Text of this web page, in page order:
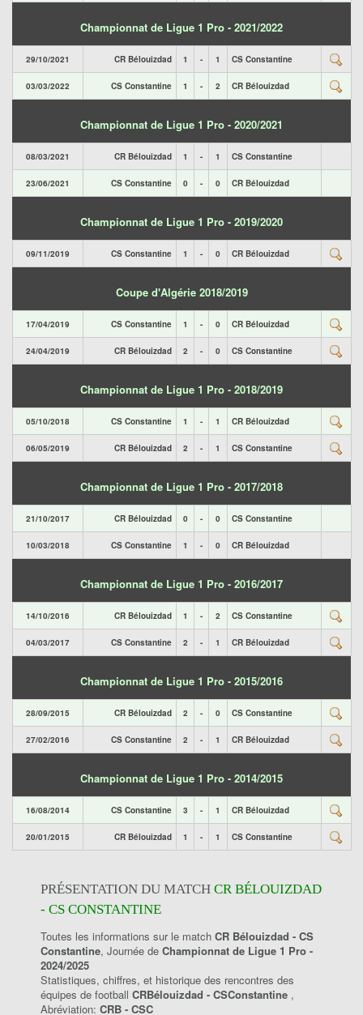
Championnat de Ligue 1 Pro - 2021/2022
29/10/2021 CR Bélouizdad 1 - 1 CS Constantine
03/03/2022 CS Constantine 1 - 2 CR Bélouizdad
Championnat de Ligue 1 Pro - 2020/2021
08/03/2021 CR Bélouizdad 1 - 1 CS Constantine
23/06/2021 CS Constantine 0 - 0 CR Bélouizdad
Championnat de Ligue 1 Pro - 2019/2020
09/11/2019 CS Constantine 1 - 0 CR Bélouizdad
Coupe d'Algérie 2018/2019
17/04/2019 CS Constantine 1 - 0 CR Bélouizdad
24/04/2019 CR Bélouizdad 2 - 0 CS Constantine
Championnat de Ligue 1 Pro - 2018/2019
05/10/2018 CS Constantine 1 - 1 CR Bélouizdad
06/05/2019 CR Bélouizdad 2 - 1 CS Constantine
Championnat de Ligue 1 Pro - 2017/2018
21/10/2017 CR Bélouizdad 0 - 0 CS Constantine
10/03/2018 CS Constantine 1 - 0 CR Bélouizdad
Championnat de Ligue 1 Pro - 2016/2017
14/10/2016 CR Bélouizdad 1 - 2 CS Constantine
04/03/2017 CS Constantine 2 - 1 CR Bélouizdad
Championnat de Ligue 1 Pro - 2015/2016
28/09/2015 CR Bélouizdad 2 - 0 CS Constantine
27/02/2016 CS Constantine 2 - 1 CR Bélouizdad
Championnat de Ligue 1 Pro - 2014/2015
16/08/2014 CS Constantine 3 - 1 CR Bélouizdad
20/01/2015 CR Bélouizdad 1 - 1 CS Constantine
PRÉSENTATION DU MATCH CR BÉLOUIZDAD
- CS CONSTANTINE
Toutes les informations sur le match CR Bélouizdad - CS
Constantine, Journée de Championnat de Ligue 1 Pro -
2024/2025
Statistiques, chiffres, et historique des rencontres des
équipes de football CRBélouizdad - CSConstantine ,
Abréviation: CRB - CSC